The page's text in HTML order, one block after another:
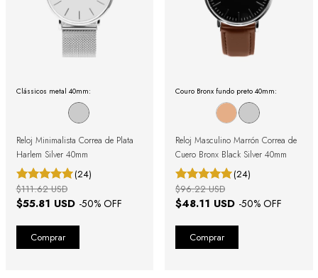
Clássicos metal 40mm:
Reloj Minimalista Correa de Plata
Harlem Silver 40mm
(24)
$55.81 USD -50% OFF
$111.62 USD
Couro Bronx fundo preto 40mm:
Reloj Masculino Marrón Correa de
Cuero Bronx Black Silver 40mm
(24)
$48.11 USD -50% OFF
$96.22 USD